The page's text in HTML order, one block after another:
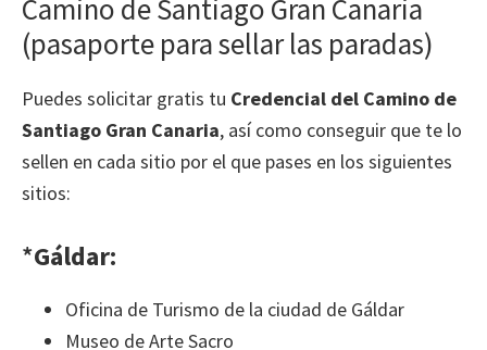
Camino de Santiago Gran Canaria
(pasaporte para sellar las paradas)
Puedes solicitar gratis tu Credencial del Camino de
Santiago Gran Canaria, así como conseguir que te lo
sellen en cada sitio por el que pases en los siguientes
sitios:
*Gáldar:
Oficina de Turismo de la ciudad de Gáldar
Museo de Arte Sacro